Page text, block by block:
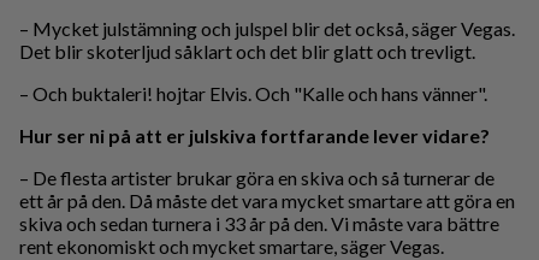
– Mycket julstämning och julspel blir det också, säger Vegas.
Det blir skoterljud såklart och det blir glatt och trevligt.
– Och buktaleri! hojtar Elvis. Och "Kalle och hans vänner".
Hur ser ni på att er julskiva fortfarande lever vidare?
– De flesta artister brukar göra en skiva och så turnerar de
ett år på den. Då måste det vara mycket smartare att göra en
skiva och sedan turnera i 33 år på den. Vi måste vara bättre
rent ekonomiskt och mycket smartare, säger Vegas.